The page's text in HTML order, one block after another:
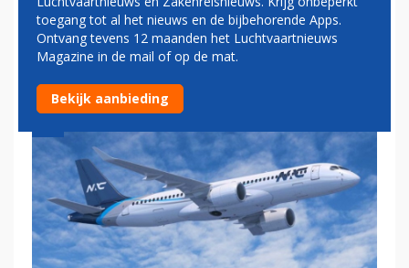
NAC KIEST NA ATR 72 OOK
VOOR AIRBUS A220
toegang tot al het nieuws en de bijbehorende Apps.
Ontvang tevens 12 maanden het Luchtvaartnieuws
Magazine in de mail of op de mat.
Bekijk aanbieding